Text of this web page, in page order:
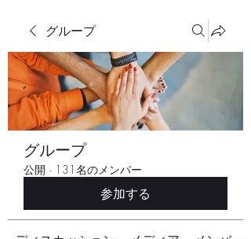
グループ
グループ
公開 · 131名のメンバー
参加する